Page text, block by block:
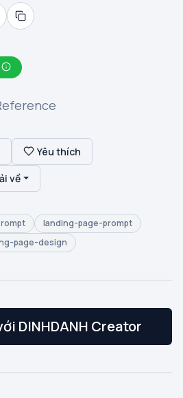
Yêu thích
về
landing-page-prompt
page-design
DINHDANH Creator